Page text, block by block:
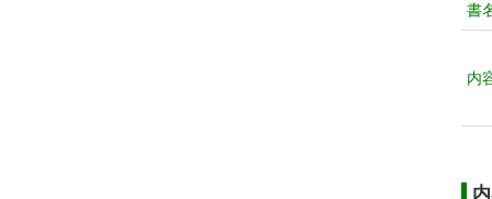
書
内